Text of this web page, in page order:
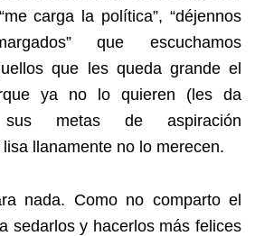
carga la política”, “déjennos
que escuchamos
que les queda grande el
ya no lo quieren (les da
metas de aspiración
llanamente no lo merecen.
nada. Como no comparto el
sedarlos y hacerlos más felices